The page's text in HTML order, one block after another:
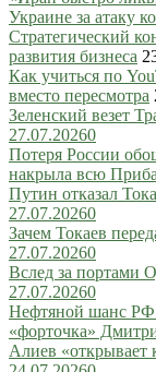
Украине за атаку
Стратегический
развития бизнеса
Как учиться по
вместо пересмотра
Зеленский везет
27.07.20260
Потеря России
накрыла всю
Путин отказал
27.07.20260
Зачем Токаев
27.07.20260
Вслед за портами
27.07.20260
Нефтяной шанс
«форточка»
Алиев «открывает